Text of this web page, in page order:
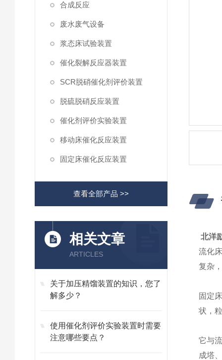
合成反应
废水废气设备
浆态床试验装置
催化裂解反应器装置
SCR脱硝催化剂评价装置
脱硫脱硝反应装置
催化剂评价实验装置
移动床催化反应装置
固定床催化反应装置
查看全部产品 >>
相关文章
ARTICLES
关于加压精馏装置的知识，您了
解多少？
使用催化剂评价实验装置时需要
注意哪些要点？
北洋
流化
复杂
固定
状，
它与
成塔